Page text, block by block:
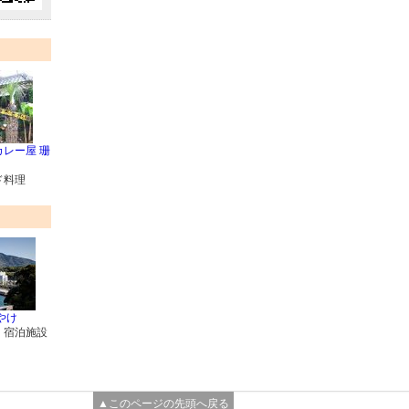
レー屋 珊
料理
け
宿泊施設
▲このページの先頭へ戻る